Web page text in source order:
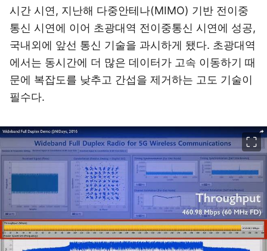
시간 시연, 지난해 다중안테나(MIMO) 기반 전이중
통신 시연에 이어 초광대역 전이중통신 시연에 성공,
국내외에 앞선 통신 기술을 과시하게 됐다. 초광대역
에서는 동시간에 더 많은 데이터가 고속 이동하기 때
문에 복잡도를 낮추고 간섭을 제거하는 고도 기술이
필수다.